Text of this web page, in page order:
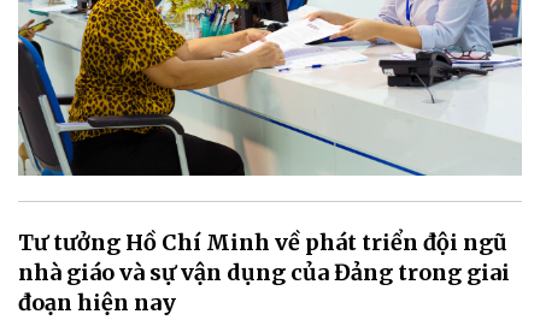
Tư tưởng Hồ Chí Minh về phát triển đội ngũ
nhà giáo và sự vận dụng của Đảng trong giai
đoạn hiện nay